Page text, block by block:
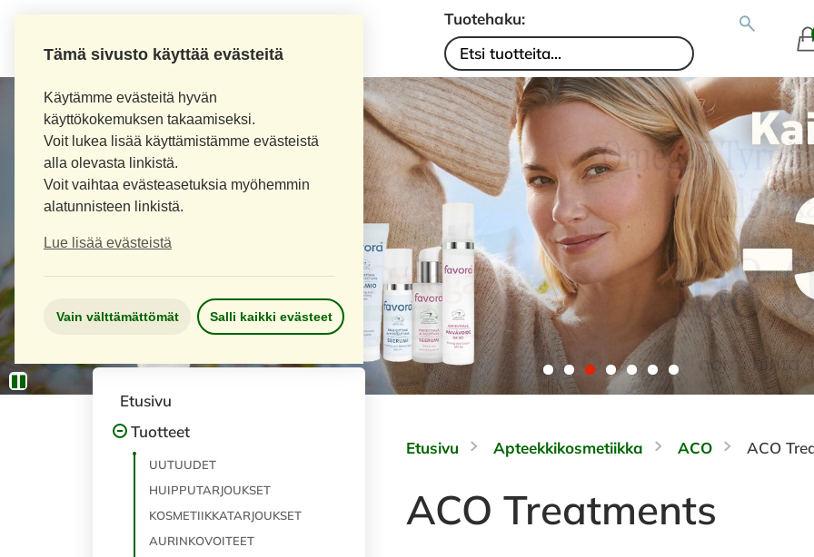
Tämä sivusto käyttää evästeitä
Käytämme evästeitä hyvän
käyttökokemuksen takaamiseksi.
Voit lukea lisää käyttämistämme evästeistä
alla olevasta linkistä.
Voit vaihtaa evästeasetuksia myöhemmin
alatunnisteen linkistä.
Lue lisää evästeistä
Vain välttämättömät Salli kaikki evästeet
Tuotehaku:
Etusivu
Tuotteet
UUTUUDET
HUIPPUTARJOUKSET
KOSMETIIKKATARJOUKSET
AURINKOVOITEET
Etusivu Apteekkikosmetiikka ACO ACO
ACO Treatments